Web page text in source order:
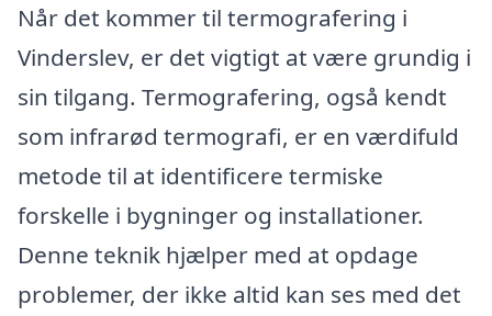
Når det kommer til termografering i
Vinderslev, er det vigtigt at være grundig i
sin tilgang. Termografering, også kendt
som infrarød termografi, er en værdifuld
metode til at identificere termiske
forskelle i bygninger og installationer.
Denne teknik hjælper med at opdage
problemer, der ikke altid kan ses med det